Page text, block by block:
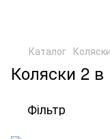
Каталог Коляски
Коляски 2 в
Фільтр